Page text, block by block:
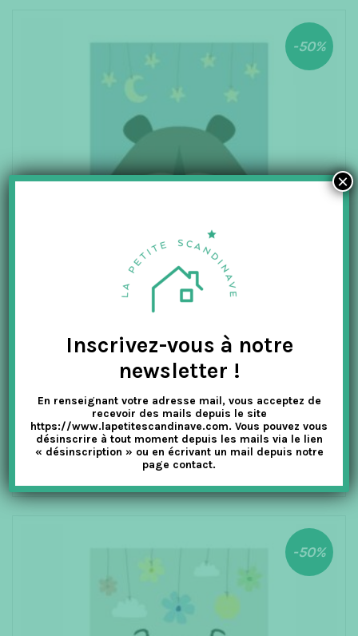
-50%
BONNE NUIT – FORMAT A3
40.00€ 20.00€ TTC
AJOUTER AU PANIER
-50%
Inscrivez-vous à notre
newsletter !
En renseignant votre adresse mail, vous acceptez de
recevoir des mails depuis le site
https://www.lapetitescandinave.com. Vous pouvez vous
désinscrire à tout moment depuis les mails via le lien
« désinscription » ou en écrivant un mail depuis notre
page contact.
×